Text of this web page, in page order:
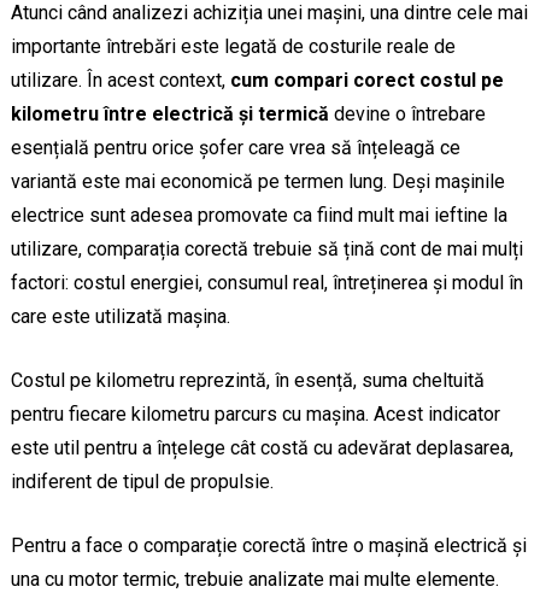
Atunci când analizezi achiziția unei mașini, una dintre cele mai
importante întrebări este legată de costurile reale de
utilizare. În acest context, cum compari corect costul pe
kilometru între electrică și termică devine o întrebare
esențială pentru orice șofer care vrea să înțeleagă ce
variantă este mai economică pe termen lung. Deși mașinile
electrice sunt adesea promovate ca fiind mult mai ieftine la
utilizare, comparația corectă trebuie să țină cont de mai mulți
factori: costul energiei, consumul real, întreținerea și modul în
care este utilizată mașina.
Costul pe kilometru reprezintă, în esență, suma cheltuită
pentru fiecare kilometru parcurs cu mașina. Acest indicator
este util pentru a înțelege cât costă cu adevărat deplasarea,
indiferent de tipul de propulsie.
Pentru a face o comparație corectă între o mașină electrică și
una cu motor termic, trebuie analizate mai multe elemente.